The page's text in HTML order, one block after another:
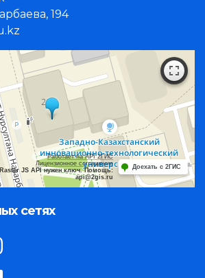
194
Работает на API 2ГИС
Лицензионное соглашение
JS API нужен ключ. Помощь:
api@2gis.ru
Доехать с 2ГИС
сетях